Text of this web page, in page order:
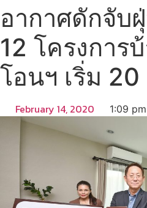
อากาศดักจับ
12 โครงการ
โอนฯ เริ่ม
February 14, 2020 1:09 pm